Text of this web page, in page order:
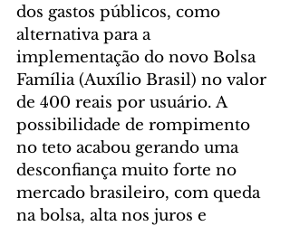
dos gastos públicos, como
alternativa para a
implementação do novo Bolsa
Família (Auxílio Brasil) no valor
de 400 reais por usuário. A
possibilidade de rompimento
no teto acabou gerando uma
desconfiança muito forte no
mercado brasileiro, com queda
na bolsa, alta nos juros e